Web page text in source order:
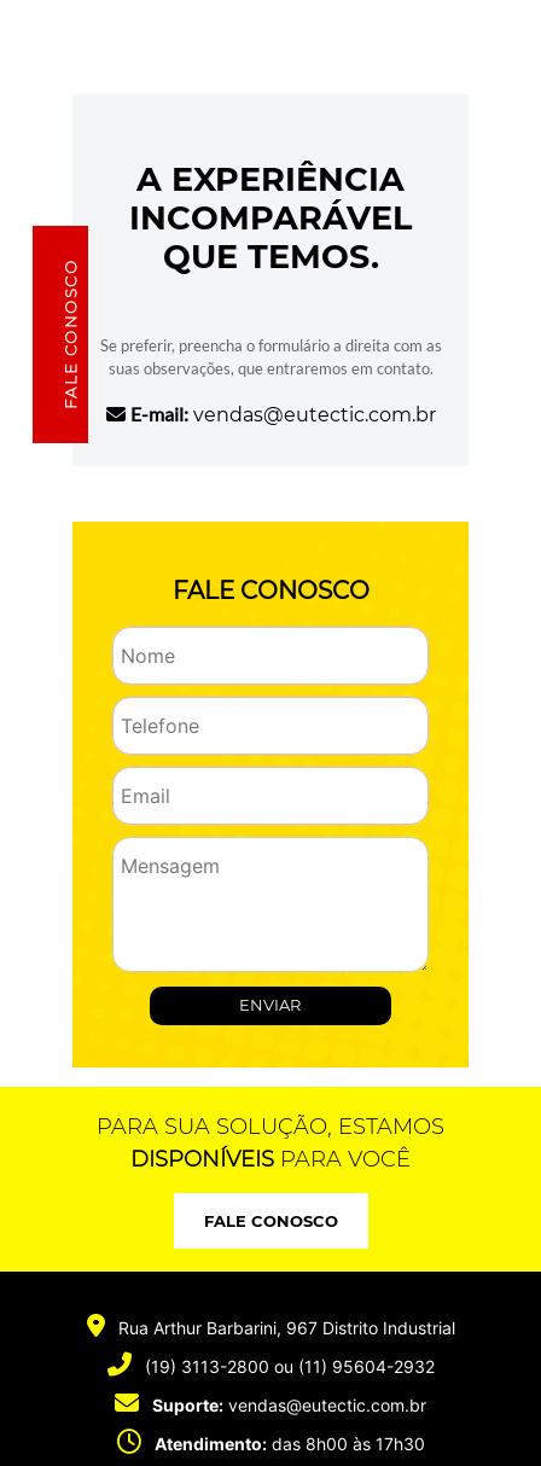
A EXPERIÊNCIA
INCOMPARÁVEL
QUE TEMOS.
Se preferir, preencha o formulário a direita com as
suas observações, que entraremos em contato.
E-mail:vendas@eutectic.com.br
FALE CONOSCO
FALE CONOSCO
PARA SUA SOLUÇÃO, ESTAMOS
DISPONÍVEIS PARA VOCÊ
FALE CONOSCO
Rua Arthur Barbarini, 967Distrito Industrial
(19) 3113-2800 ou (11) 95604-2932
Suporte: vendas@eutectic.com.br
Atendimento: das 8h00 às 17h30